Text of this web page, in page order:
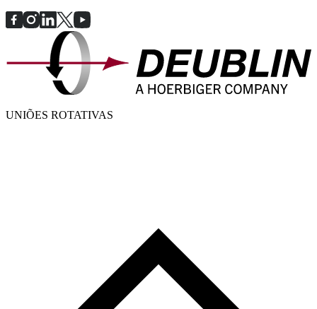
UNIÕES ROTATIVAS